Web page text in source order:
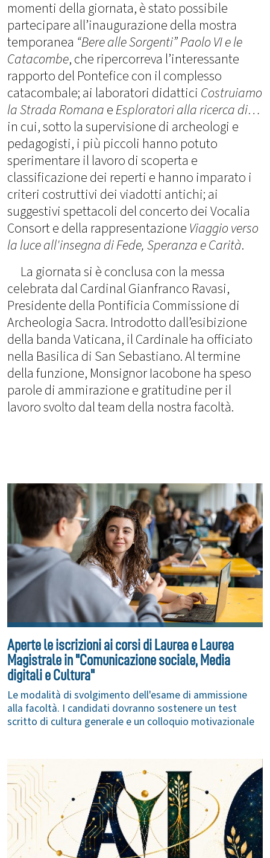
momenti della giornata, è stato possibile
partecipare all’inaugurazione della mostra
temporanea “Bere alle Sorgenti” Paolo VI e le
Catacombe, che ripercorreva l’interessante
rapporto del Pontefice con il complesso
catacombale; ai laboratori didattici Costruiamo
la Strada RomanaeEsploratori alla ricerca di…
in cui, sotto la supervisione di archeologi e
pedagogisti, i più piccoli hanno potuto
sperimentare il lavoro di scoperta e
classificazione dei reperti e hanno imparato i
criteri costruttivi dei viadotti antichi; ai
suggestivi spettacoli del concerto dei Vocalia
Consort e della rappresentazioneViaggio verso
la luce all'insegna di Fede, Speranza e Carità.
La giornata si è conclusa con la messa
celebrata dal Cardinal Gianfranco Ravasi,
Presidente della Pontificia Commissione di
Archeologia Sacra. Introdotto dall’esibizione
della banda Vaticana, il Cardinale ha officiato
nella Basilica di San Sebastiano. Al termine
della funzione, Monsignor Iacobone ha speso
parole di ammirazione e gratitudine per il
lavoro svolto dal team della nostra facoltà.
Aperte le iscrizioni ai corsi di Laurea e Laurea
Magistrale in "Comunicazione sociale, Media
digitali e Cultura"
Le modalità di svolgimento dell'esame di ammissione
alla facoltà. I candidati dovranno sostenere un test
scritto di cultura generale e un colloquio motivazionale